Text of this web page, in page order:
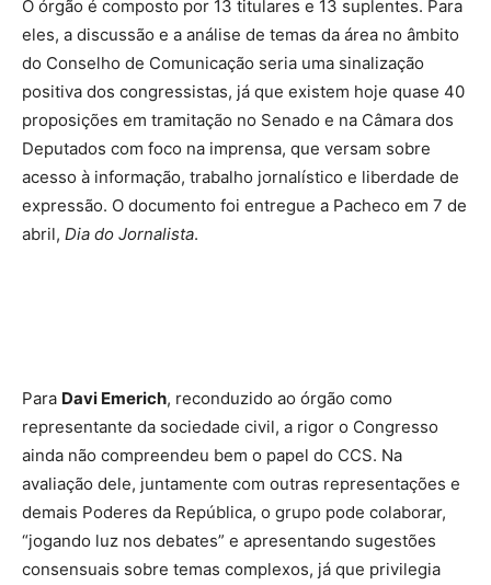
O órgão é composto por 13 titulares e 13 suplentes. Para
eles, a discussão e a análise de temas da área no âmbito
do Conselho de Comunicação seria uma sinalização
positiva dos congressistas, já que existem hoje quase 40
proposições em tramitação no Senado e na Câmara dos
Deputados com foco na imprensa, que versam sobre
acesso à informação, trabalho jornalístico e liberdade de
expressão. O documento foi entregue a Pacheco em 7 de
abril, Dia do Jornalista.
Para Davi Emerich, reconduzido ao órgão como
representante da sociedade civil, a rigor o Congresso
ainda não compreendeu bem o papel do CCS. Na
avaliação dele, juntamente com outras representações e
demais Poderes da República, o grupo pode colaborar,
“jogando luz nos debates” e apresentando sugestões
consensuais sobre temas complexos, já que privilegia